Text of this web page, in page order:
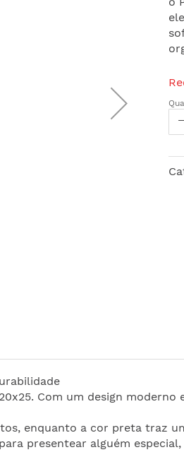
Com um design
enquanto a cor preta traz
presentear alguém